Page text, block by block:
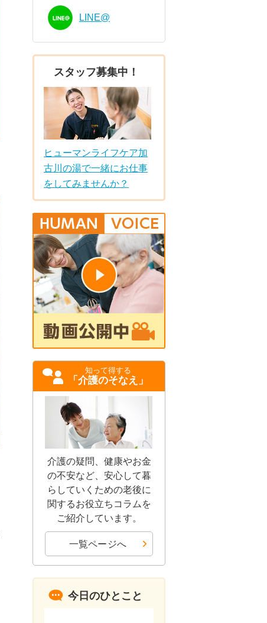
LINE@
スタッフ募集中！
ヒューマンライフケア加
古川の湯で一緒にお仕事
をしてみませんか？
知って得する
「介護のそなえ」
介護の疑問、健康やお金
の不安など、安心して暮
らしていくための老後に
関するお役立ちコラムを
ご紹介しています。
一覧ページへ
今日のひとこと